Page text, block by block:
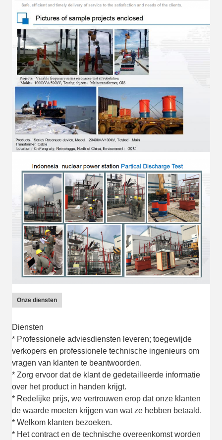
Onze diensten
Diensten
* Professionele adviesdiensten leveren; toegewijde
verkopers en professionele technische ingenieurs om
vragen van klanten te beantwoorden.
* Zorg ervoor dat de klant de gedetailleerde informatie
over het product in handen krijgt.
* Redelijke prijs, we vertrouwen erop dat onze klanten
de waarde moeten krijgen van wat ze hebben betaald.
* Welkom klanten bezoeken.
* Het contract en de technische overeenkomst worden